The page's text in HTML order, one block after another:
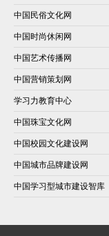
中国民俗文化网
中国时尚休闲网
中国艺术传播网
中国营销策划网
学习力教育中心
中国珠宝文化网
中国校园文化建设网
中国城市品牌建设网
中国学习型城市建设智库